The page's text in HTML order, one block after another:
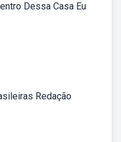
Dessa Casa Eu
Redação